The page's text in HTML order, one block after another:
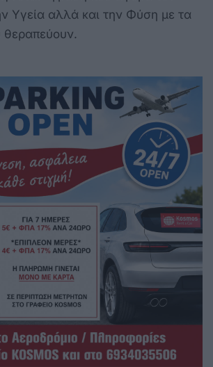
Υγεία αλλά και την Φύση με τα
θεραπεύουν.